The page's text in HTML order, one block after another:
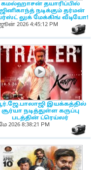
கமல்ஹாசன் தயாரிப்பில்
நடிக்கும் தர்மன்
லுக் மேக்கிங் வீடியோ!
2026 4:45:12 PM
NewsIcon
இயக்கத்தில்
சூர்யா நடித்துள்ள கருப்பு
படத்தின் ட்ரெய்லர்
2026 8:38:21 PM